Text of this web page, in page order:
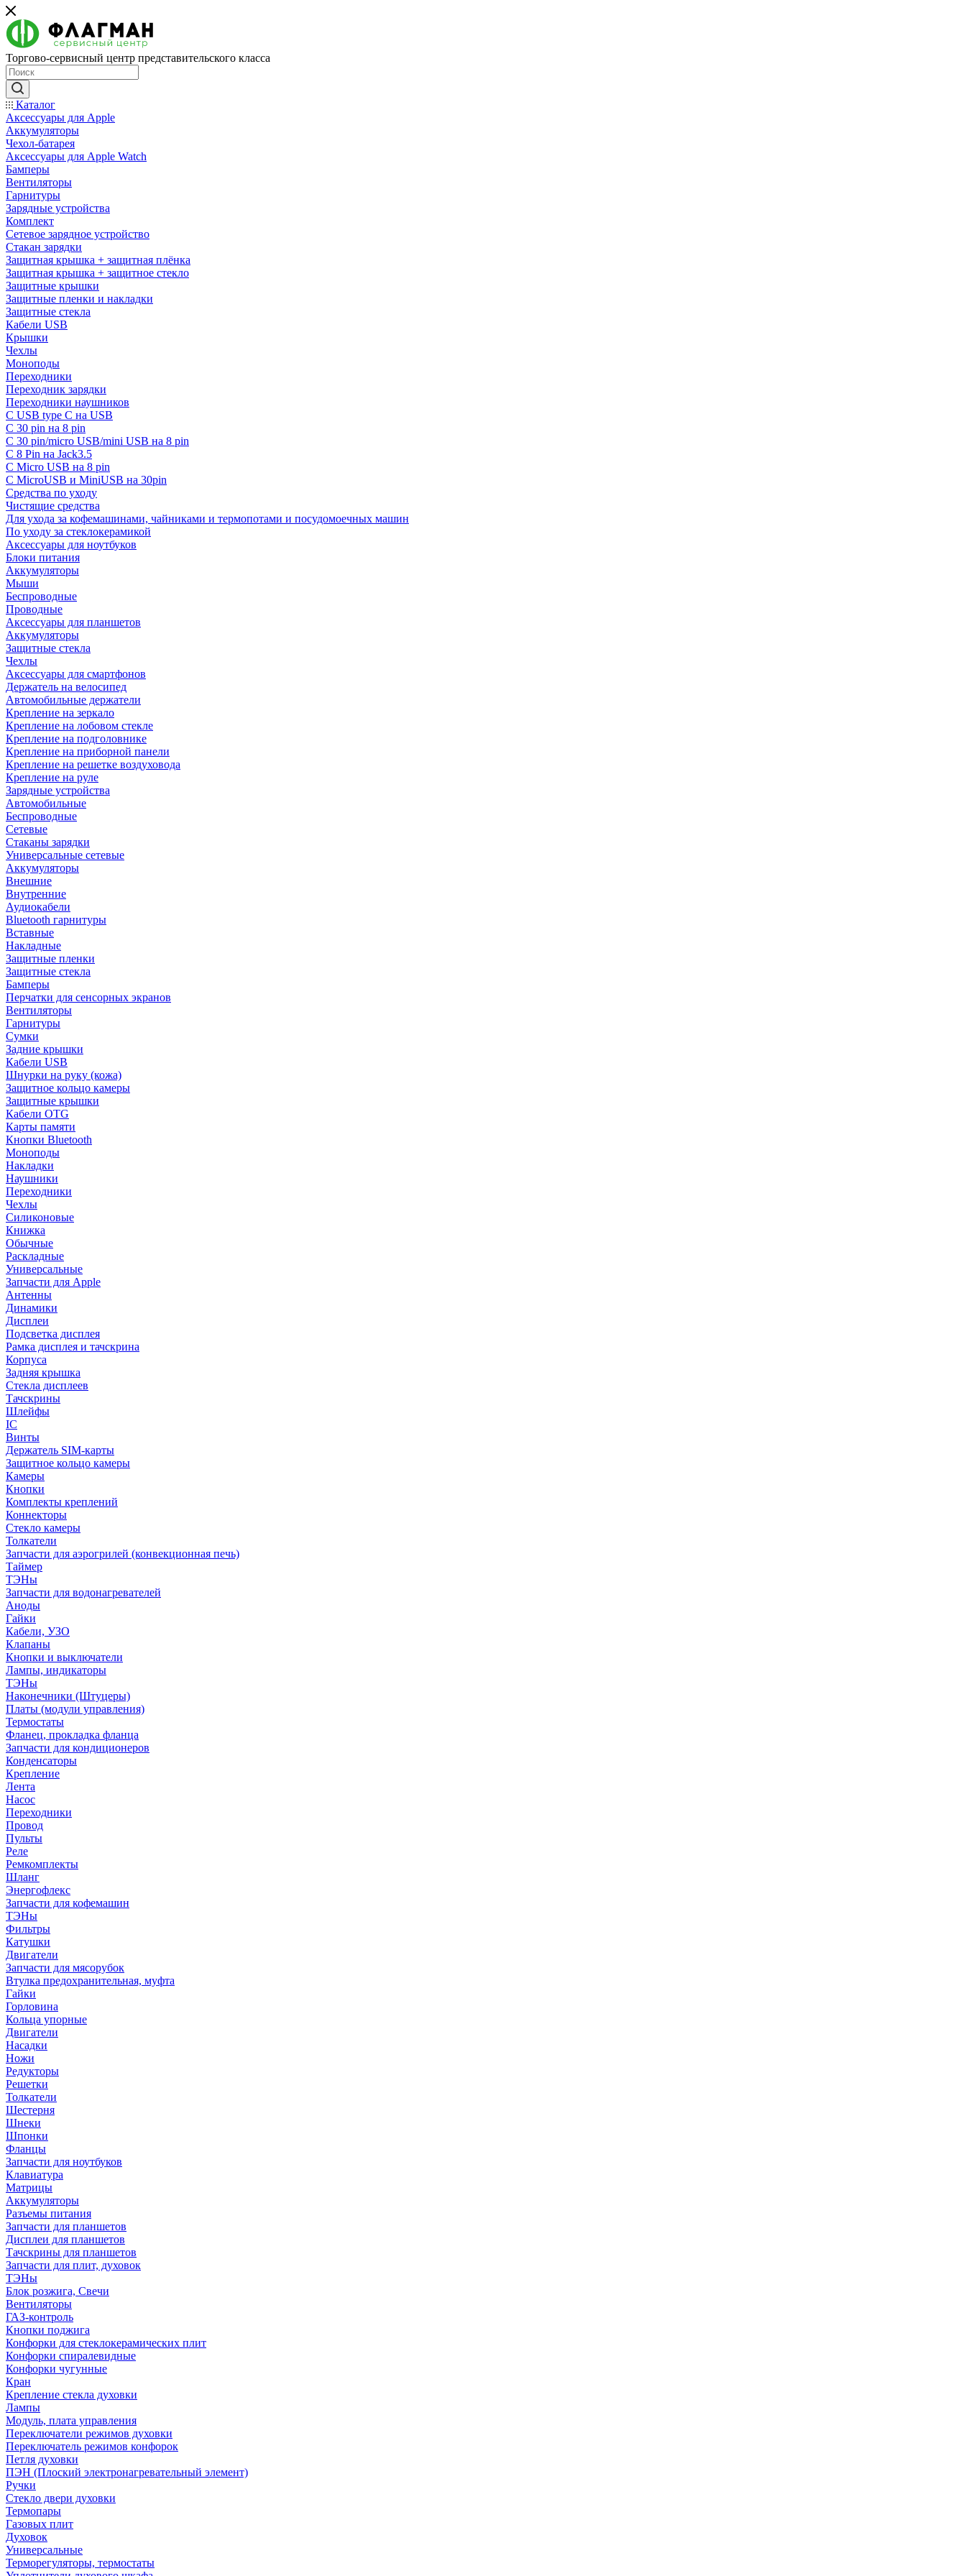
Торгово-сервисный центр представительского класса
Каталог
Аксессуары для Apple
Аккумуляторы
Чехол-батарея
Аксессуары для Apple Watch
Бамперы
Вентиляторы
Гарнитуры
Зарядные устройства
Комплект
Сетевое зарядное устройство
Стакан зарядки
Защитная крышка + защитная плёнка
Защитная крышка + защитное стекло
Защитные крышки
Защитные пленки и накладки
Защитные стекла
Кабели USB
Крышки
Чехлы
Моноподы
Переходники
Переходник зарядки
Переходники наушников
С USB type C на USB
С 30 pin на 8 pin
С 30 pin/micro USB/mini USB на 8 pin
С 8 Pin на Jack3.5
С Micro USB на 8 pin
С MicroUSB и MiniUSB на 30pin
Средства по уходу
Чистящие средства
Для ухода за кофемашинами, чайниками и термопотами и посудомоечных машин
По уходу за стеклокерамикой
Аксессуары для ноутбуков
Блоки питания
Аккумуляторы
Мыши
Беспроводные
Проводные
Аксессуары для планшетов
Аккумуляторы
Защитные стекла
Чехлы
Аксессуары для смартфонов
Держатель на велосипед
Автомобильные держатели
Крепление на зеркало
Крепление на лобовом стекле
Крепление на подголовнике
Крепление на приборной панели
Крепление на решетке воздуховода
Крепление на руле
Зарядные устройства
Автомобильные
Беспроводные
Сетевые
Стаканы зарядки
Универсальные сетевые
Аккумуляторы
Внешние
Внутренние
Аудиокабели
Bluetooth гарнитуры
Вставные
Накладные
Защитные пленки
Защитные стекла
Бамперы
Перчатки для сенсорных экранов
Вентиляторы
Гарнитуры
Сумки
Задние крышки
Кабели USB
Шнурки на руку (кожа)
Защитное кольцо камеры
Защитные крышки
Кабели OTG
Карты памяти
Кнопки Bluetooth
Моноподы
Накладки
Наушники
Переходники
Чехлы
Силиконовые
Книжка
Обычные
Раскладные
Универсальные
Запчасти для Apple
Антенны
Динамики
Дисплеи
Подсветка дисплея
Рамка дисплея и тачскрина
Корпуса
Задняя крышка
Стекла дисплеев
Тачскрины
Шлейфы
IC
Винты
Держатель SIM-карты
Защитное кольцо камеры
Камеры
Кнопки
Комплекты креплений
Коннекторы
Стекло камеры
Толкатели
Запчасти для аэрогрилей (конвекционная печь)
Таймер
ТЭНы
Запчасти для водонагревателей
Аноды
Гайки
Кабели, УЗО
Клапаны
Кнопки и выключатели
Лампы, индикаторы
ТЭНы
Наконечники (Штуцеры)
Платы (модули управления)
Термостаты
Фланец, прокладка фланца
Запчасти для кондиционеров
Конденсаторы
Крепление
Лента
Насос
Переходники
Провод
Пульты
Реле
Ремкомплекты
Шланг
Энергофлекс
Запчасти для кофемашин
ТЭНы
Фильтры
Катушки
Двигатели
Запчасти для мясорубок
Втулка предохранительная, муфта
Гайки
Горловина
Кольца упорные
Двигатели
Насадки
Ножи
Редукторы
Решетки
Толкатели
Шестерня
Шнеки
Шпонки
Фланцы
Запчасти для ноутбуков
Клавиатура
Матрицы
Аккумуляторы
Разъемы питания
Запчасти для планшетов
Дисплеи для планшетов
Тачскрины для планшетов
Запчасти для плит, духовок
ТЭНы
Блок розжига, Свечи
Вентиляторы
ГАЗ-контроль
Кнопки поджига
Конфорки для стеклокерамических плит
Конфорки спиралевидные
Конфорки чугунные
Кран
Крепление стекла духовки
Лампы
Модуль, плата управления
Переключатели режимов духовки
Переключатель режимов конфорок
Петля духовки
ПЭН (Плоский электронагревательный элемент)
Ручки
Стекло двери духовки
Термопары
Газовых плит
Духовок
Универсальные
Терморегуляторы, термостаты